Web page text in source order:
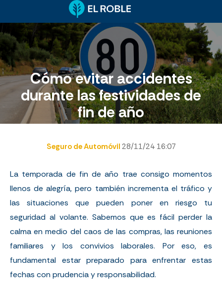
Cómo evitar accidentes
durante las festividades de
fin de año
Seguro de Automóvil 28/11/24 16:07
La temporada de fin de año trae consigo momentos
llenos de alegría, pero también incrementa el tráfico y
las situaciones que pueden poner en riesgo tu
seguridad al volante. Sabemos que es fácil perder la
calma en medio del caos de las compras, las reuniones
familiares y los convivios laborales. Por eso, es
fundamental estar preparado para enfrentar estas
fechas con prudencia y responsabilidad.